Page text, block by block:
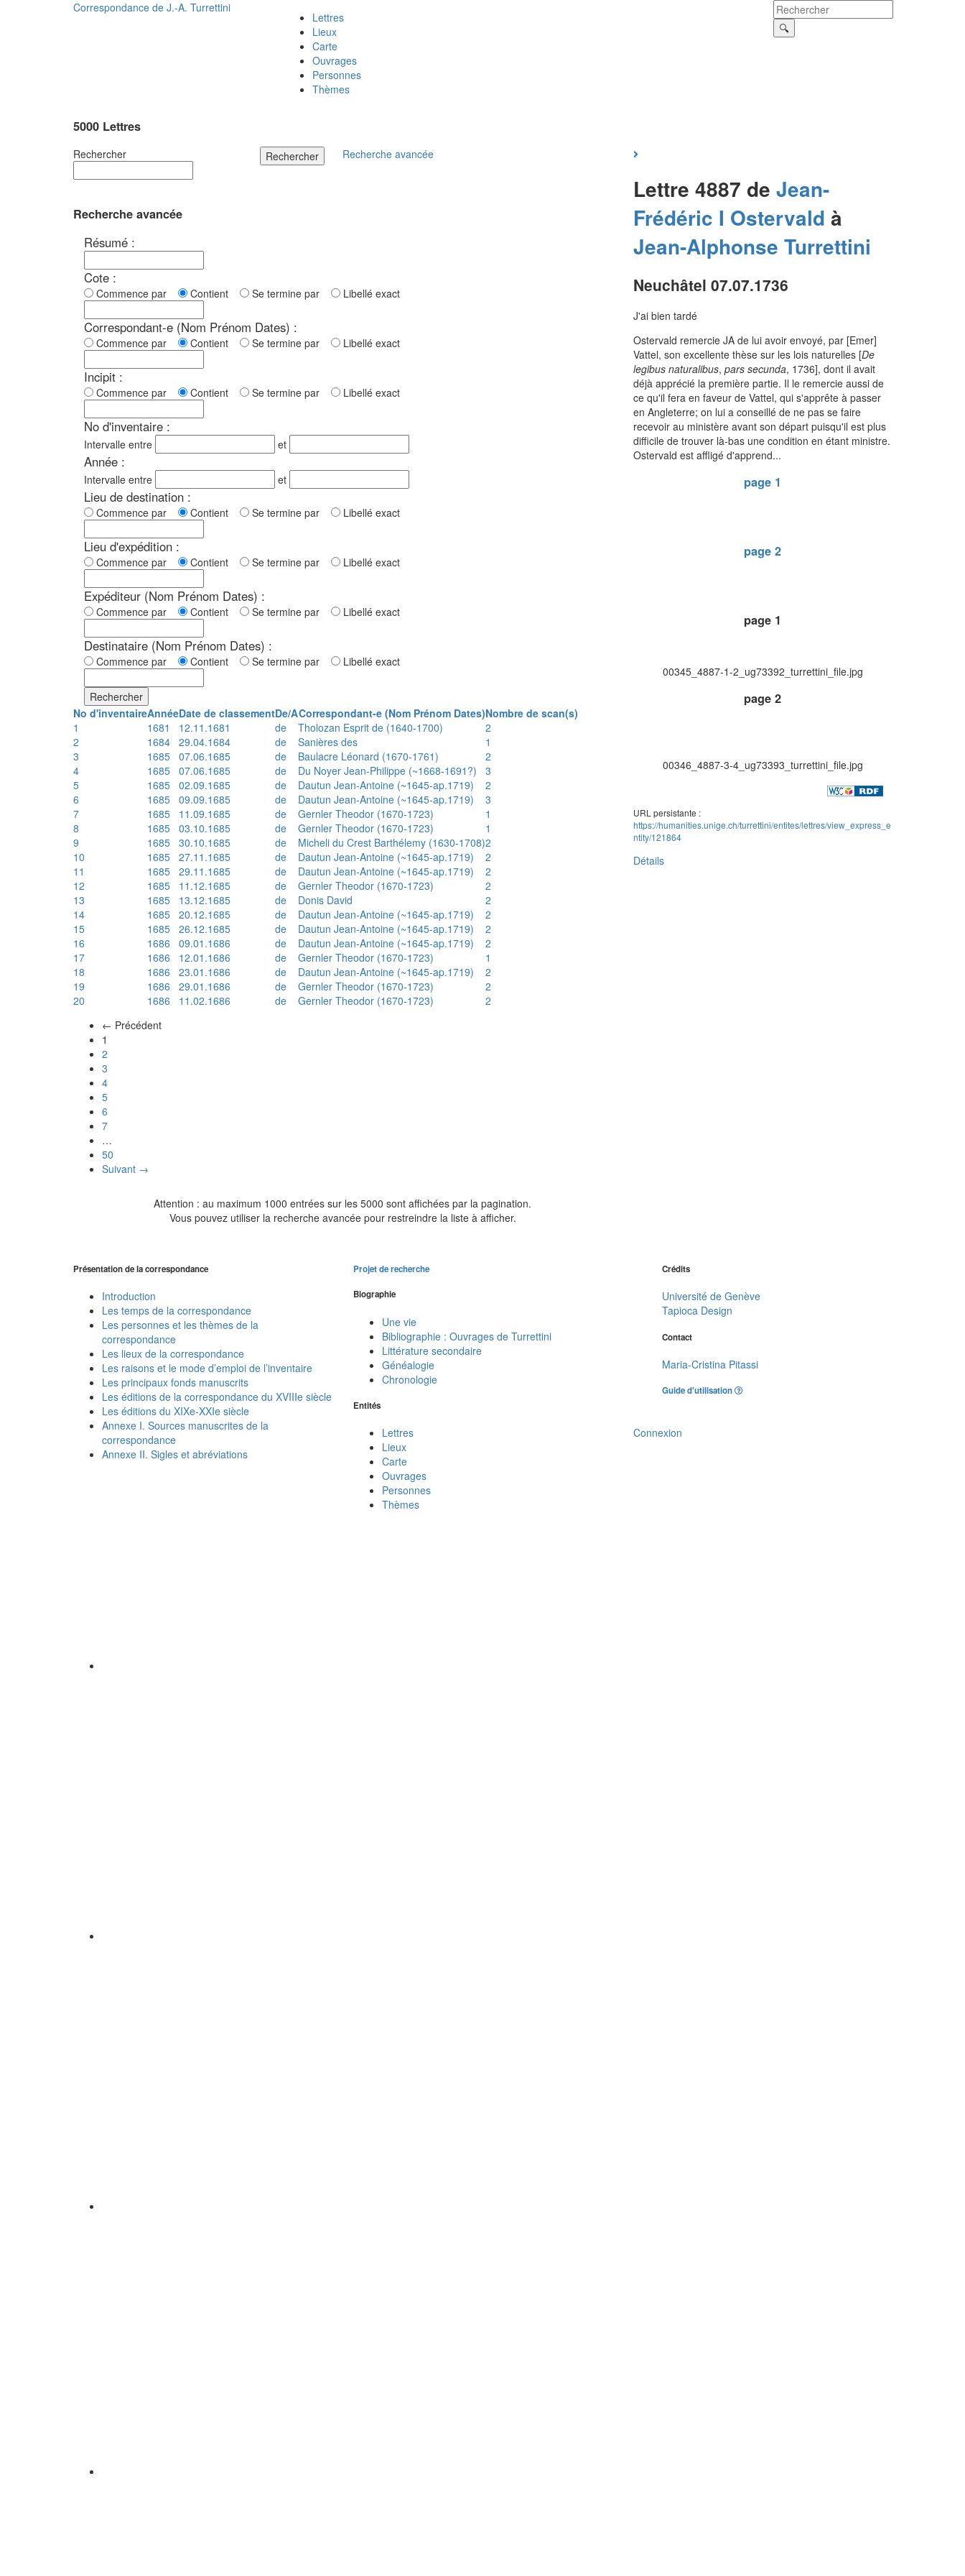
Correspondance de J.-A. Turrettini
Lettres
Lieux
Carte
Ouvrages
Personnes
Thèmes
5000 Lettres
Rechercher Rechercher Recherche avancée
Recherche avancée
Résumé :
Cote :
Commence par Contient Se termine par Libellé exact
Correspondant-e (Nom Prénom Dates) :
Commence par Contient Se termine par Libellé exact
Incipit :
Commence par Contient Se termine par Libellé exact
No d'inventaire :
Intervalle entre et
Année :
Intervalle entre et
Lieu de destination :
Commence par Contient Se termine par Libellé exact
Lieu d'expédition :
Commence par Contient Se termine par Libellé exact
Expéditeur (Nom Prénom Dates) :
Commence par Contient Se termine par Libellé exact
Destinataire (Nom Prénom Dates) :
Commence par Contient Se termine par Libellé exact
Rechercher
No d'inventaireAnnéeDate de classementDe/ACorrespondant-e (Nom Prénom Dates)Nombre de scan(s)
1
1681 12.11.1681 de Tholozan Esprit de (1640-1700)
2
2
1684 29.04.1684 de Sanières des
1
3
1685 07.06.1685 de Baulacre Léonard (1670-1761)
2
4
1685 07.06.1685 de Du Noyer Jean-Philippe (~1668-1691?)
3
5
1685 02.09.1685 de Dautun Jean-Antoine (~1645-ap.1719)
2
6
1685 09.09.1685 de Dautun Jean-Antoine (~1645-ap.1719)
3
7
1685 11.09.1685 de Gernler Theodor (1670-1723)
1
8
1685 03.10.1685 de Gernler Theodor (1670-1723)
1
9
1685 30.10.1685 de Micheli du Crest Barthélemy (1630-1708)2
10
1685 27.11.1685 de Dautun Jean-Antoine (~1645-ap.1719)
2
11
1685 29.11.1685 de Dautun Jean-Antoine (~1645-ap.1719)
2
12
1685 11.12.1685 de Gernler Theodor (1670-1723)
2
13
1685 13.12.1685 de Donis David
2
14
1685 20.12.1685 de Dautun Jean-Antoine (~1645-ap.1719)
2
15
1685 26.12.1685 de Dautun Jean-Antoine (~1645-ap.1719)
2
16
1686 09.01.1686 de Dautun Jean-Antoine (~1645-ap.1719)
2
17
1686 12.01.1686 de Gernler Theodor (1670-1723)
1
18
1686 23.01.1686 de Dautun Jean-Antoine (~1645-ap.1719)
2
19
1686 29.01.1686 de Gernler Theodor (1670-1723)
2
20
1686 11.02.1686 de Gernler Theodor (1670-1723)
2
← Précédent
1
2
3
4
5
6
7
…
50
Suivant →
Attention : au maximum 1000 entrées sur les 5000 sont affichées par la pagination.
Vous pouvez utiliser la recherche avancée pour restreindre la liste à afficher.
Lettre 4887 de Jean-
Frédéric I Ostervald à
Jean-Alphonse Turrettini
Neuchâtel 07.07.1736
J'ai bien tardé
Ostervald remercie JA de lui avoir envoyé, par [Emer]
Vattel, son excellente thèse sur les lois naturelles [De
legibus naturalibus, pars secunda, 1736], dont il avait
déjà apprécié la première partie. Il le remercie aussi de
ce qu'il fera en faveur de Vattel, qui s'apprête à passer
en Angleterre; on lui a conseillé de ne pas se faire
recevoir au ministère avant son départ puisqu'il est plus
difficile de trouver là-bas une condition en étant ministre.
Ostervald est affligé d'apprend...
page 1
page 2
page 1
00345_4887-1-2_ug73392_turrettini_file.jpg
page 2
00346_4887-3-4_ug73393_turrettini_file.jpg
URL persistante :
https://humanities.unige.ch/turrettini/entites/lettres/view_express_e
ntity/121864
Détails
Présentation de la correspondance
Introduction
Les temps de la correspondance
Les personnes et les thèmes de la
correspondance
Les lieux de la correspondance
Les raisons et le mode d’emploi de l’inventaire
Les principaux fonds manuscrits
Les éditions de la correspondance du XVIIIe siècle
Les éditions du XIXe-XXIe siècle
Annexe I. Sources manuscrites de la
correspondance
Annexe II. Sigles et abréviations
Projet de recherche
Biographie
Une vie
Bibliographie : Ouvrages de Turrettini
Littérature secondaire
Généalogie
Chronologie
Entités
Lettres
Lieux
Carte
Ouvrages
Personnes
Thèmes
Crédits
Université de Genève
Tapioca Design
Contact
Maria-Cristina Pitassi
Guide d'utilisation
Connexion